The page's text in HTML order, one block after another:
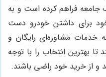
جامعه فراهم کرده است و به
برای داشتن خودرو دست
خدمات مشاوره‌ای رایگان و
بهترین انتخاب را با توجه
و از خرید خود راضی باشند.